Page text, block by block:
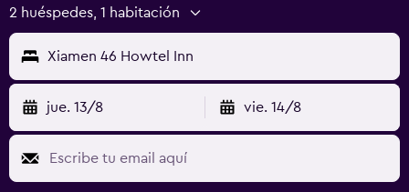
2 huéspedes, 1 habitación
Xiamen 46 Howtel Inn
jue. 13/8 vie. 14/8